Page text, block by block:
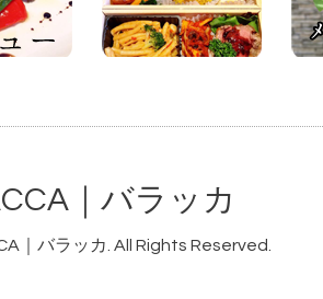
｜バラッカ
｜バラッカ. All Rights Reserved.